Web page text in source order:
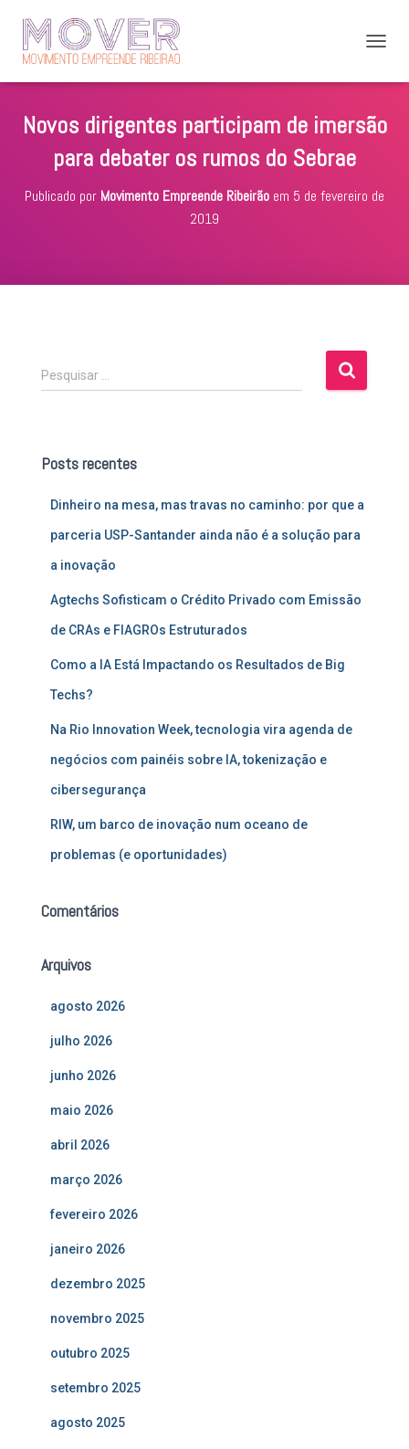
R
N
Novos dirigentes participam de imersão
para debater os rumos do Sebrae
Publicado por Movimento Empreende Ribeirão em 5 de fevereiro de
2019
P
e
i
Pesquisar …
Posts recentes
Dinheiro na mesa, mas travas no caminho: por que a
parceria USP-Santander ainda não é a solução para
a inovação
Agtechs Sofisticam o Crédito Privado com Emissão
de CRAs e FIAGROs Estruturados
Como a IA Está Impactando os Resultados de Big
Techs?
Na Rio Innovation Week, tecnologia vira agenda de
negócios com painéis sobre IA, tokenização e
cibersegurança
RIW, um barco de inovação num oceano de
problemas (e oportunidades)
Comentários
Arquivos
agosto 2026
julho 2026
junho 2026
maio 2026
abril 2026
março 2026
fevereiro 2026
janeiro 2026
dezembro 2025
novembro 2025
outubro 2025
setembro 2025
agosto 2025